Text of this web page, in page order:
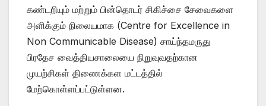
கண்டறியும் மற்றும் பின்தொடர் சிகிச்சை சேவைகளை
அளிக்கும் நிலையமாக (Centre for Excellence in
Non Communicable Disease) சாய்ந்தமருது
பிரதேச வைத்தியசாலையை நிறுவுவதற்கான
முயற்சிகள் திணைக்கள மட்டத்தில்
மேற்கொள்ளப்பட்டுள்ளன.